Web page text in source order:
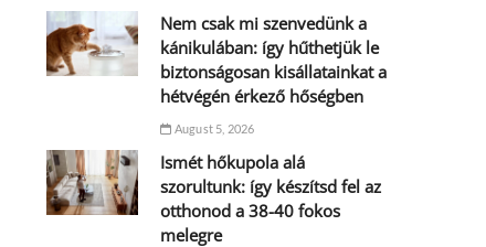
Nem csak mi szenvedünk a
kánikulában: így hűthetjük le
biztonságosan kisállatainkat a
hétvégén érkező hőségben
August 5, 2026
Ismét hőkupola alá
szorultunk: így készítsd fel az
otthonod a 38-40 fokos
melegre